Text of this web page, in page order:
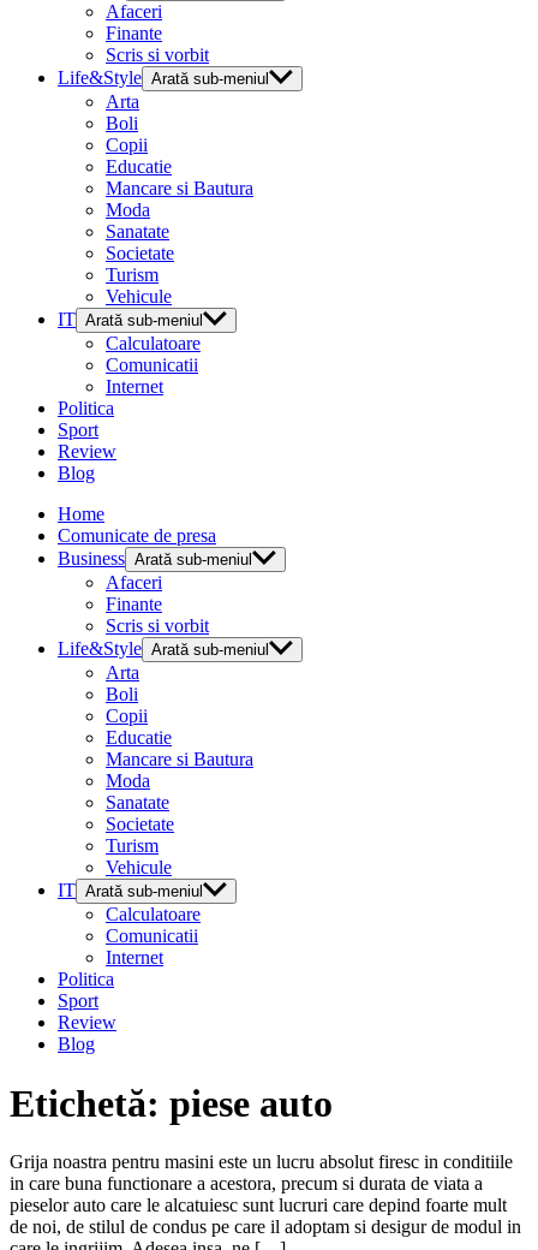
Afaceri
Finante
Scris si vorbit
Life&Style Arată sub-meniul
Arta
Boli
Copii
Educatie
Mancare si Bautura
Moda
Sanatate
Societate
Turism
Vehicule
IT Arată sub-meniul
Calculatoare
Comunicatii
Internet
Politica
Sport
Review
Blog
Home
Comunicate de presa
Business Arată sub-meniul
Afaceri
Finante
Scris si vorbit
Life&Style Arată sub-meniul
Arta
Boli
Copii
Educatie
Mancare si Bautura
Moda
Sanatate
Societate
Turism
Vehicule
IT Arată sub-meniul
Calculatoare
Comunicatii
Internet
Politica
Sport
Review
Blog
Etichetă: piese auto
Grija noastra pentru masini este un lucru absolut firesc in conditiile
in care buna functionare a acestora, precum si durata de viata a
pieselor auto care le alcatuiesc sunt lucruri care depind foarte mult
de noi, de stilul de condus pe care il adoptam si desigur de modul in